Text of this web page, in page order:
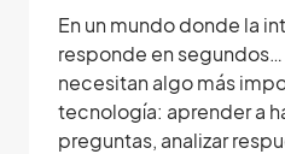
En un mundo donde la
responde en segundos…
necesitan algo más
tecnología: aprender a
preguntas, analizar